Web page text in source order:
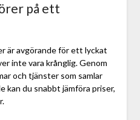
på ett
är avgörande för ett lyckat
inte vara krånglig. Genom
och tjänster som samlar
kan du snabbt jämföra priser,